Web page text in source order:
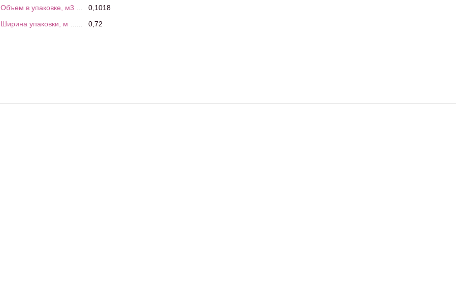
Объем в упаковке, м3
0,1018
Ширина упаковки, м
0,72